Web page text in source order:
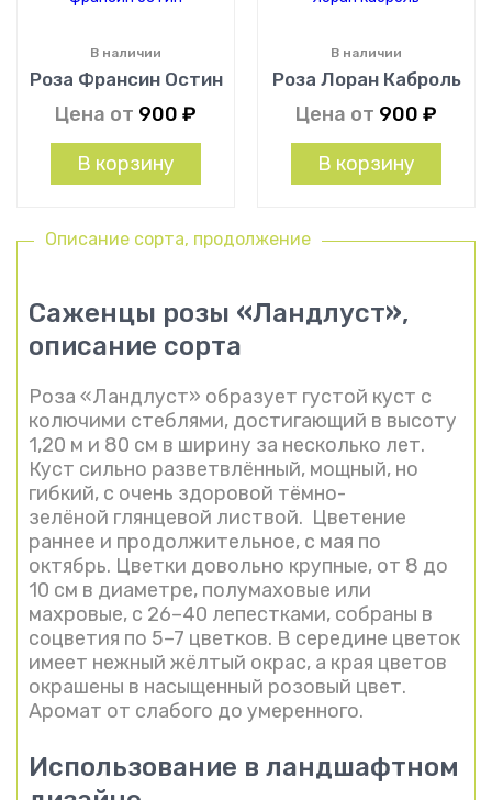
Описание сорта, продолжение
Саженцы розы «Ландлуст»,
описание сорта
Роза «Ландлуст» образует густой куст с
колючими стеблями, достигающий в высоту
1,20 м и 80 см в ширину за несколько лет.
Куст сильно разветвлённый, мощный, но
гибкий, с очень здоровой тёмно-
зелёной глянцевой листвой. Цветение
раннее и продолжительное, с мая по
октябрь. Цветки довольно крупные, от 8 до
10 см в диаметре, полумаховые или
махровые, с 26–40 лепестками, собраны в
соцветия по 5–7 цветков. В середине цветок
имеет нежный жёлтый окрас, а края цветов
окрашены в насыщенный розовый цвет.
Аромат от слабого до умеренного.
Использование в ландшафтном
Роза Франсин Остин
В наличии
Цена от 900 ₽
В корзину
Роза Лоран Каброль
В наличии
Цена от 900 ₽
В корзину